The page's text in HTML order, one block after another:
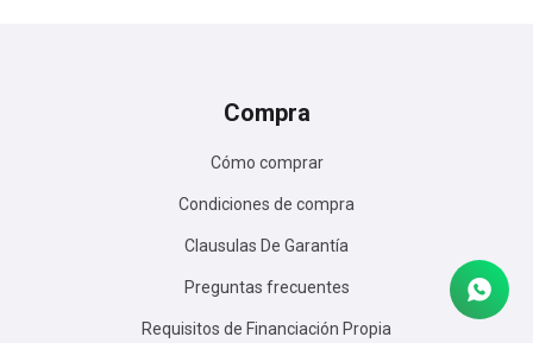
Compra
Cómo comprar
Condiciones de compra
Clausulas De Garantía
Preguntas frecuentes
Requisitos de Financiación Propia